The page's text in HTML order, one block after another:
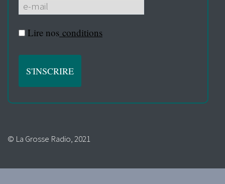
Lire nos conditions
© La Grosse Radio, 2021